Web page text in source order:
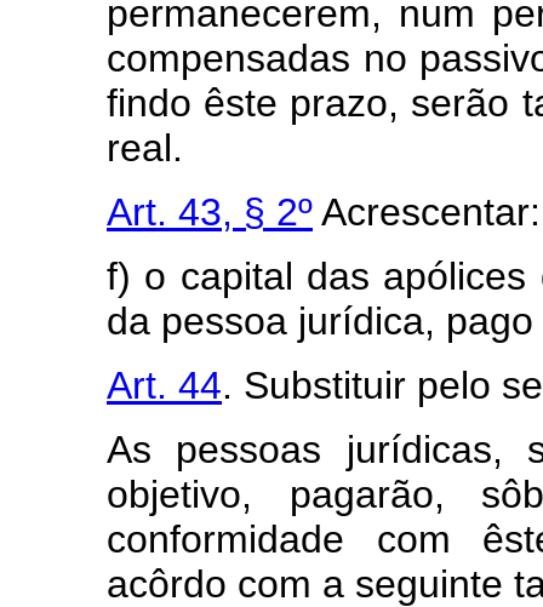
permanecerem, num
compensadas no
findo êste prazo, serão
real.
Art. 43, § 2ºAcrescentar:
f) o capital das
da pessoa jurídica,
Art. 44. Substituir pelo
As pessoas jurídicas,
objetivo, pagarão,
conformidade com
acôrdo com a seguinte